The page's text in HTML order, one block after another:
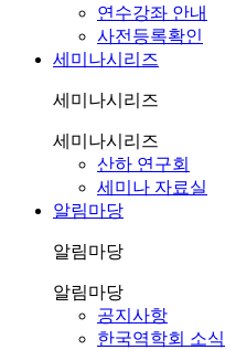
연수강좌 안내
사전등록확인
세미나시리즈
세미나시리즈
세미나시리즈
산하 연구회
세미나 자료실
알림마당
알림마당
알림마당
공지사항
한국역학회 소식